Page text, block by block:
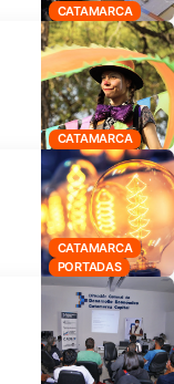
CATAMARCA
CATAMARCA
CATAMARCA
PORTADAS